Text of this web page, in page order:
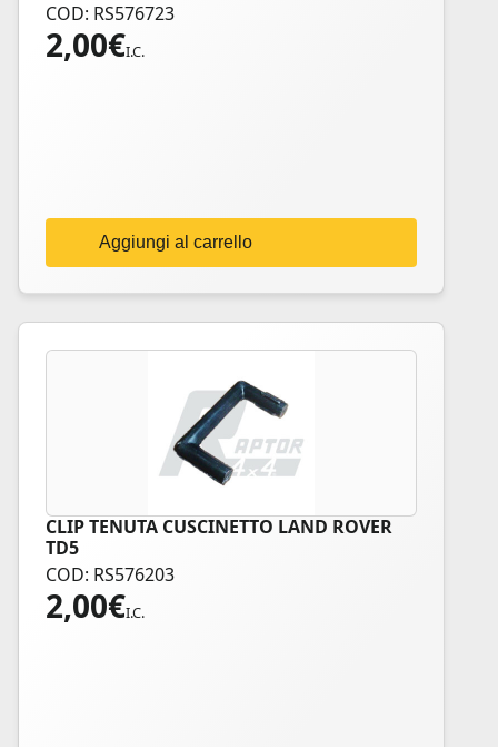
COD: RS576723
2,00€I.C.
Aggiungi al carrello
CLIP TENUTA CUSCINETTO LAND ROVER
TD5
COD: RS576203
2,00€I.C.